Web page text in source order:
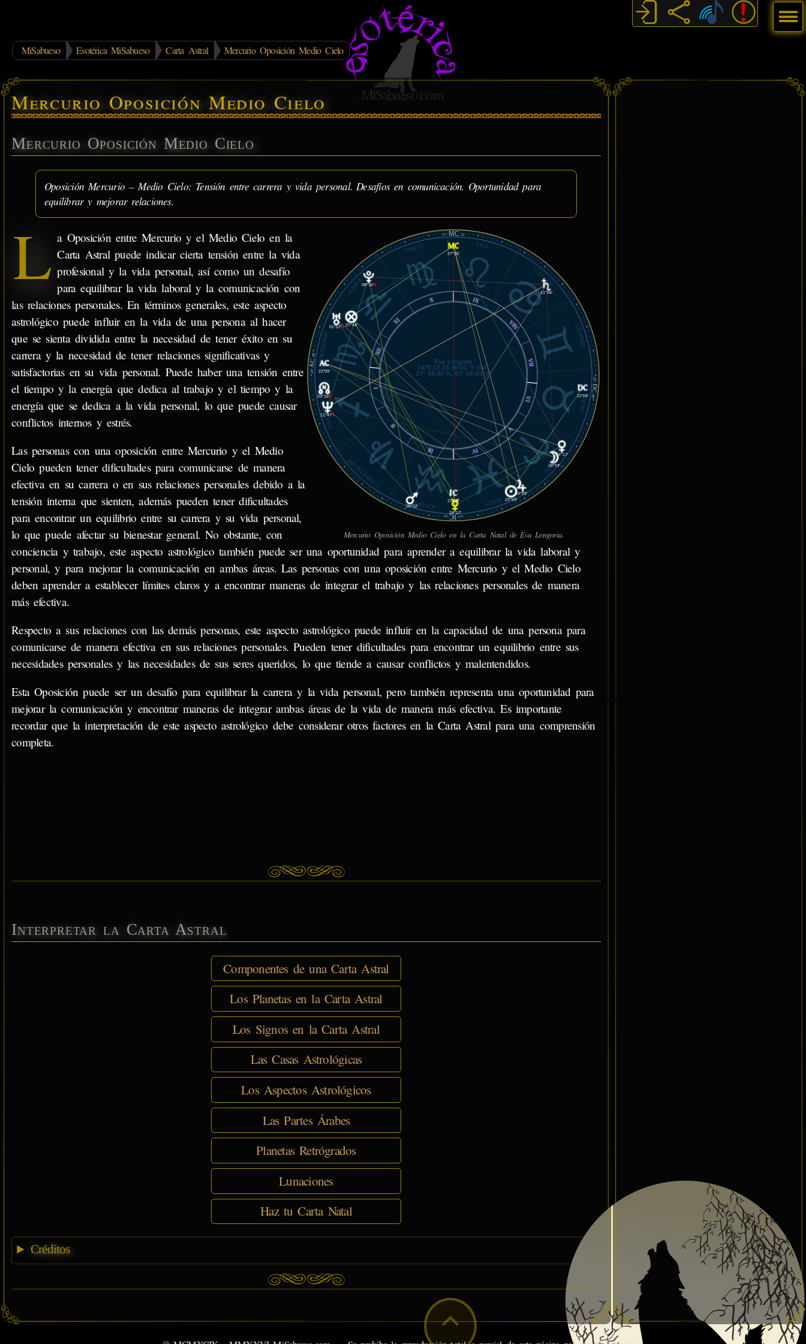
MiSabueso Esotérica MiSabueso Carta Astral Mercurio Oposición Medio Cielo
Mercurio Oposición Medio Cielo
Mercurio Oposición Medio Cielo
Oposición Mercurio – Medio Cielo: Tensión entre carrera y vida personal. Desafíos en comunicación. Oportunidad para
equilibrar y mejorar relaciones.
© MiSabueso.com
22°
AC
09'
22°
DC
09'
27°MC 35'
27°
IC
35'
ARIES
TAURO
GÉMINIS
CÁNCER
LEO
VIRGO
LIBRA
ESCORPIÓN
SAGITARIO
CAPRICORNIO
ACUARIO PISCIS
X
XI
XII
I
II
III IV
V
VI
VII
VIII
IX
23°59'
18°24'
28°17'
24°17'
09°02'
29°09'
11°56'
01°52'℞
11°47'℞
08°16'℞
22°09'
22°09'
27°35'
27°35'
03°16'℞
27°44'
Eva Longoria
1975.03.15 00:00 -5 GMT
27° 48.00' N, 97° 24.00' W
Mercurio Oposición Medio Cielo en la Carta Natal de Eva Longoria.
L a Oposición entre Mercurio y el Medio Cielo en la
Carta Astral puede indicar cierta tensión entre la vida
profesional y la vida personal, así como un desafío
para equilibrar la vida laboral y la comunicación con
las relaciones personales. En términos generales, este aspecto
astrológico puede influir en la vida de una persona al hacer
que se sienta dividida entre la necesidad de tener éxito en su
carrera y la necesidad de tener relaciones significativas y
satisfactorias en su vida personal. Puede haber una tensión entre
el tiempo y la energía que dedica al trabajo y el tiempo y la
energía que se dedica a la vida personal, lo que puede causar
conflictos internos y estrés.
Las personas con una oposición entre Mercurio y el Medio
Cielo pueden tener dificultades para comunicarse de manera
efectiva en su carrera o en sus relaciones personales debido a la
tensión interna que sienten, además pueden tener dificultades
para encontrar un equilibrio entre su carrera y su vida personal,
lo que puede afectar su bienestar general. No obstante, con
conciencia y trabajo, este aspecto astrológico también puede ser una oportunidad para aprender a equilibrar la vida laboral y
personal, y para mejorar la comunicación en ambas áreas. Las personas con una oposición entre Mercurio y el Medio Cielo
deben aprender a establecer límites claros y a encontrar maneras de integrar el trabajo y las relaciones personales de manera
más efectiva.
Respecto a sus relaciones con las demás personas, este aspecto astrológico puede influir en la capacidad de una persona para
comunicarse de manera efectiva en sus relaciones personales. Pueden tener dificultades para encontrar un equilibrio entre sus
necesidades personales y las necesidades de sus seres queridos, lo que tiende a causar conflictos y malentendidos.
Esta Oposición puede ser un desafío para equilibrar la carrera y la vida personal, pero también representa una oportunidad para
mejorar la comunicación y encontrar maneras de integrar ambas áreas de la vida de manera más efectiva. Es importante
recordar que la interpretación de este aspecto astrológico debe considerar otros factores en la Carta Astral para una comprensión
completa.
Interpretar la Carta Astral
Componentes de una Carta Astral
Los Planetas en la Carta Astral
Los Signos en la Carta Astral
Las Casas Astrológicas
Los Aspectos Astrológicos
Las Partes Árabes
Planetas Retrógrados
Lunaciones
Haz tu Carta Natal
Créditos
Menú